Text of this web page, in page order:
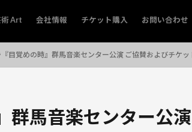
術 Art 会社情報 チケット購入 お問い合わせ
目覚めの時』群馬音楽センター公演 ご協賛およびチケ
群馬音楽センター公